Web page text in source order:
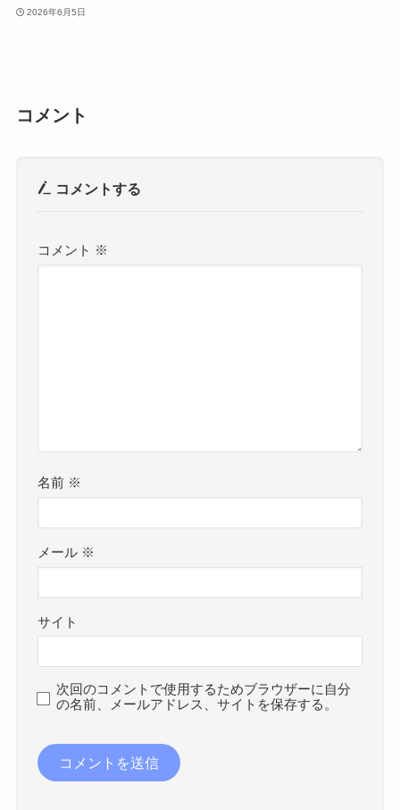
2026年6月5日
コメント
コメントする
コメント ※
名前 ※
メール ※
サイト
次回のコメントで使用するためブラウザーに自分
の名前、メールアドレス、サイトを保存する。